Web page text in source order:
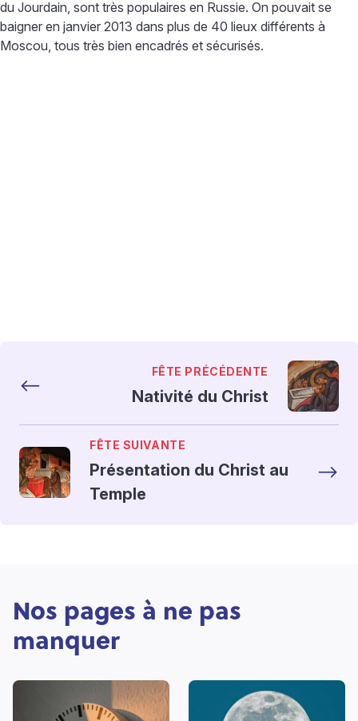
du Jourdain, sont très populaires en Russie. On pouvait se
baigner en janvier 2013 dans plus de 40 lieux différents à
Moscou, tous très bien encadrés et sécurisés.
FÊTE PRÉCÉDENTE
Nativité du Christ
FÊTE SUIVANTE
Présentation du Christ au
Temple
Nos pages à ne pas
manquer